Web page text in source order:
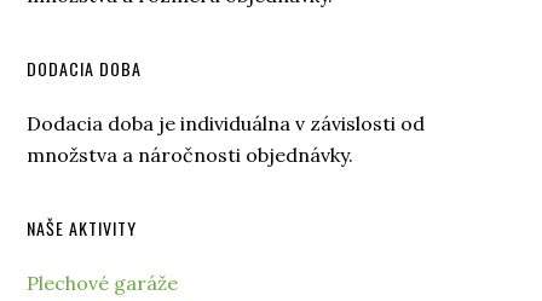
DODACIA DOBA
Dodacia doba je individuálna v závislosti od
množstva a náročnosti objednávky.
NAŠE AKTIVITY
Plechové garáže